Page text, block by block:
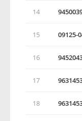
14
15 09125-
16
17
18